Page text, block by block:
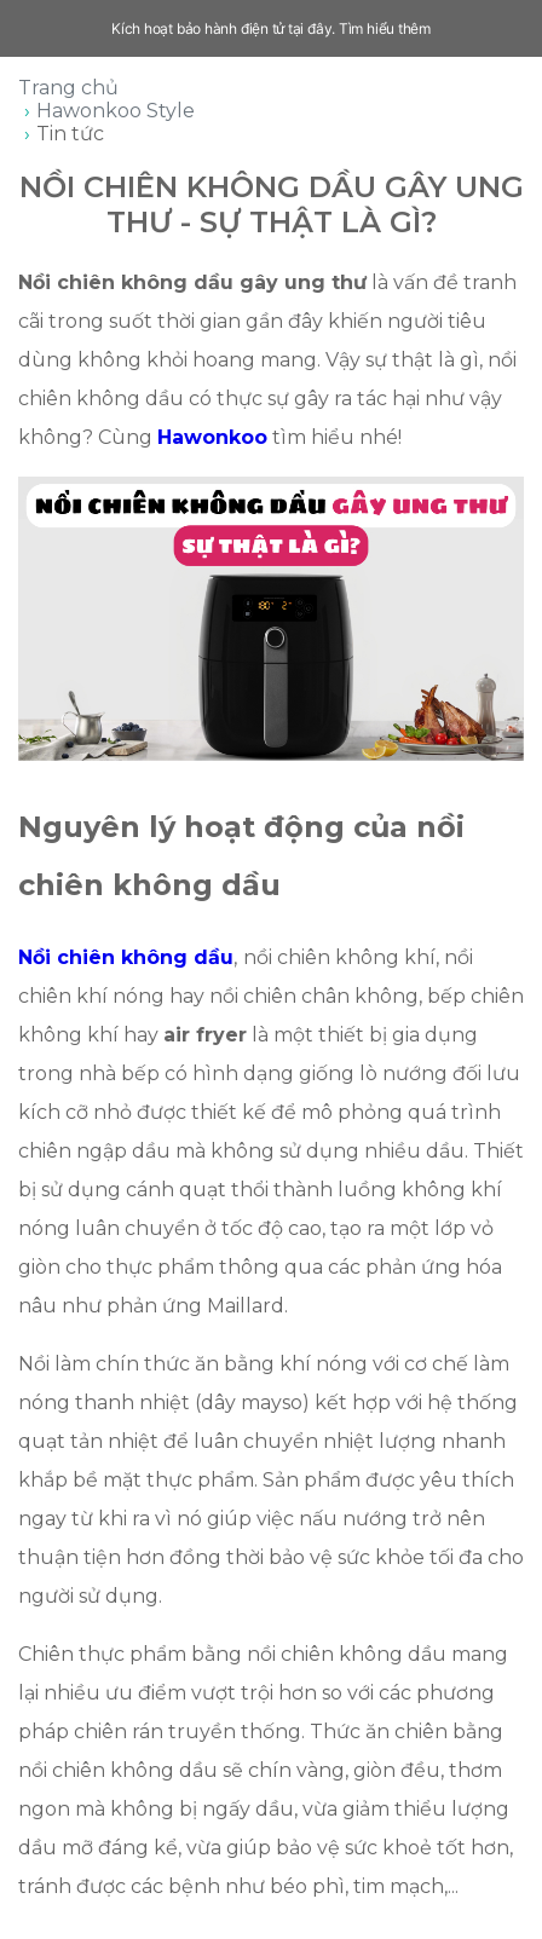
Kích hoạt bảo hành điện tử tại đây. Tìm hiểu thêm
Trang chủ
Hawonkoo Style
Tin tức
NỒI CHIÊN KHÔNG DẦU GÂY UNG
THƯ - SỰ THẬT LÀ GÌ?
Nồi chiên không dầu gây ung thưlà vấn đề tranh
cãi trong suốt thời gian gần đây khiến người tiêu
dùng không khỏi hoang mang. Vậy sự thật là gì, nồi
chiên không dầu có thực sự gây ra tác hại như vậy
không? Cùng Hawonkoo tìm hiểu nhé!
Nguyên lý hoạt động của nồi
chiên không dầu
Nồi chiên không dầu, nồi chiên không khí, nồi
chiên khí nóng hay nồi chiên chân không, bếp chiên
không khí hay air fryer là một thiết bị gia dụng
trong nhà bếp có hình dạng giống lò nướng đối lưu
kích cỡ nhỏ được thiết kế để mô phỏng quá trình
chiên ngập dầu mà không sử dụng nhiều dầu. Thiết
bị sử dụng cánh quạt thổi thành luồng không khí
nóng luân chuyển ở tốc độ cao, tạo ra một lớp vỏ
giòn cho thực phẩm thông qua các phản ứng hóa
nâu như phản ứng Maillard.
Nồi làm chín thức ăn bằng khí nóng với cơ chế làm
nóng thanh nhiệt (dây mayso) kết hợp với hệ thống
quạt tản nhiệt để luân chuyển nhiệt lượng nhanh
khắp bề mặt thực phẩm. Sản phẩm được yêu thích
ngay từ khi ra vì nó giúp việc nấu nướng trở nên
thuận tiện hơn đồng thời bảo vệ sức khỏe tối đa cho
người sử dụng.
Chiên thực phẩm bằng nồi chiên không dầu mang
lại nhiều ưu điểm vượt trội hơn so với các phương
pháp chiên rán truyền thống. Thức ăn chiên bằng
nồi chiên không dầu sẽ chín vàng, giòn đều, thơm
ngon mà không bị ngấy dầu, vừa giảm thiểu lượng
dầu mỡ đáng kể, vừa giúp bảo vệ sức khoẻ tốt hơn,
tránh được các bệnh như béo phì, tim mạch,...